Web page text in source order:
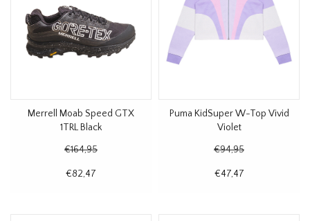
Merrell Moab Speed GTX
1TRL Black
€164,95
€82,47
Puma KidSuper W-Top Vivid
Violet
€94,95
€47,47